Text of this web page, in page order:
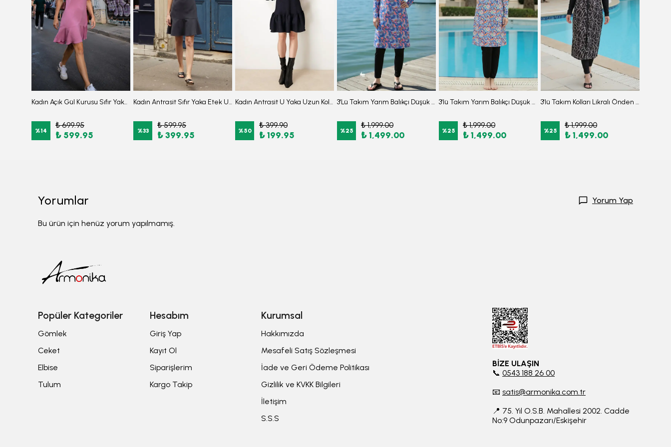
Kadın Açık Gül Kurusu Sıfır Yaka Etek Ucu Volanlı Kısa Kol Fermuarlı Elbise ARM-26Y001057
%14
₺ 699.95
₺ 599.95
Kadın Antrasit Sıfır Yaka Etek Ucu Volanlı Kısa Kol Fermuarlı Elbise ARM-26Y001057
%33
₺ 599.95
₺ 399.95
Kadın Antrasit U Yaka Uzun Kollu Etek Ucu Fırfırlı Likralı Elbise ARM-26K001012
%50
₺ 399.90
₺ 199.95
3'Lü Takım Yarım Balıkçı Düşük Omuz Yarasakol Likralı Kumaş Burkini Tesettür Mayo D48
%25
₺ 1,999.00
₺ 1,499.00
3'lü Takım Yarım Balıkçı Düşük Omuz Yarasakol Likralı Kumaş Burkini Tesettür Mayo D49
%25
₺ 1,999.00
₺ 1,499.00
3'lü Takım Kolları Likralı Önden Fermuarlı Yırtmaçlı Maksi Burkini Tesettür Mayo D26
%25
₺ 1,999.00
₺ 1,499.00
Yorumlar Yorum Yap
Bu ürün için henüz yorum yapılmamış.
Popüler Kategoriler
Gömlek
Ceket
Elbise
Tulum
Hesabım
Giriş Yap
Kayıt Ol
Siparişlerim
Kargo Takip
Kurumsal
Hakkımızda
Mesafeli Satış Sözleşmesi
İade ve Geri Ödeme Politikası
Gizlilik ve KVKK Bilgileri
İletişim
S.S.S
BİZE ULAŞIN
📞 0543 188 26 00
📧 satis@armonika.com.tr
📍 75. Yıl O.S.B. Mahallesi 2002. Cadde
No:9 Odunpazarı/Eskişehir